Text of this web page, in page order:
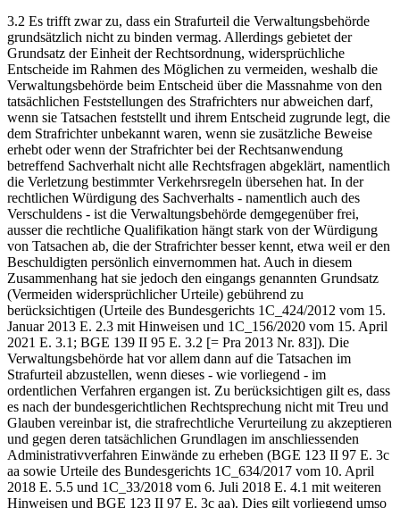
3.2 Es trifft zwar zu, dass ein Strafurteil die Verwaltungsbehörde
grundsätzlich nicht zu binden vermag. Allerdings gebietet der
Grundsatz der Einheit der Rechtsordnung, widersprüchliche
Entscheide im Rahmen des Möglichen zu vermeiden, weshalb die
Verwaltungsbehörde beim Entscheid über die Massnahme von den
tatsächlichen Feststellungen des Strafrichters nur abweichen darf,
wenn sie Tatsachen feststellt und ihrem Entscheid zugrunde legt, die
dem Strafrichter unbekannt waren, wenn sie zusätzliche Beweise
erhebt oder wenn der Strafrichter bei der Rechtsanwendung
betreffend Sachverhalt nicht alle Rechtsfragen abgeklärt, namentlich
die Verletzung bestimmter Verkehrsregeln übersehen hat. In der
rechtlichen Würdigung des Sachverhalts - namentlich auch des
Verschuldens - ist die Verwaltungsbehörde demgegenüber frei,
ausser die rechtliche Qualifikation hängt stark von der Würdigung
von Tatsachen ab, die der Strafrichter besser kennt, etwa weil er den
Beschuldigten persönlich einvernommen hat. Auch in diesem
Zusammenhang hat sie jedoch den eingangs genannten Grundsatz
(Vermeiden widersprüchlicher Urteile) gebührend zu
berücksichtigen (Urteile des Bundesgerichts 1C_424/2012 vom 15.
Januar 2013 E. 2.3 mit Hinweisen und 1C_156/2020 vom 15. April
2021 E. 3.1; BGE 139 II 95 E. 3.2 [= Pra 2013 Nr. 83]). Die
Verwaltungsbehörde hat vor allem dann auf die Tatsachen im
Strafurteil abzustellen, wenn dieses - wie vorliegend - im
ordentlichen Verfahren ergangen ist. Zu berücksichtigen gilt es, dass
es nach der bundesgerichtlichen Rechtsprechung nicht mit Treu und
Glauben vereinbar ist, die strafrechtliche Verurteilung zu akzeptieren
und gegen deren tatsächlichen Grundlagen im anschliessenden
Administrativverfahren Einwände zu erheben (BGE 123 II 97 E. 3c
aa sowie Urteile des Bundesgerichts 1C_634/2017 vom 10. April
2018 E. 5.5 und 1C_33/2018 vom 6. Juli 2018 E. 4.1 mit weiteren
Hinweisen und BGE 123 II 97 E. 3c aa). Dies gilt vorliegend umso